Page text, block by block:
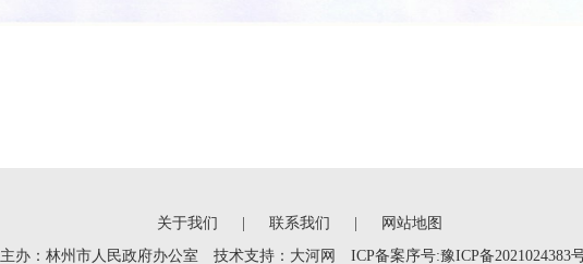
关于我们 联系我们
网站地图
主办：林州市人民政府办公室 技术支持： 大河网 ICP备案序号:豫ICP备2021024383